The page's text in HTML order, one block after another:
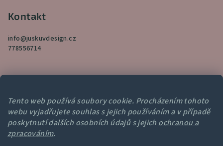
Tento web používá soubory cookie. Procházením tohoto
webu vyjadřujete souhlas s jejich používáním a v případě
poskytnutí dalších osobních údajů s jejich ochranou a
zpracováním.
Kontakt
info@juskuvdesign.cz
778556714
Přijímáme online platby